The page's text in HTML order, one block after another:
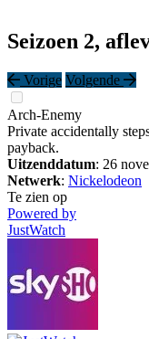
Seizoen 2,
Vorige Volgende
Arch-Enemy
Private accidentally
payback.
Uitzenddatum: 26
Netwerk: Nickelodeon
Te zien op
Powered by
JustWatch